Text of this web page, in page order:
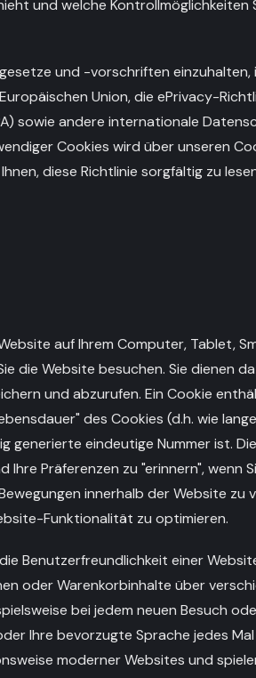
und welche Kontrollmöglichkeiten
und -vorschriften einzuhalten,
Union, die ePrivacy-
sowie andere internationale
Cookies wird über unseren
diese Richtlinie sorgfältig zu
auf Ihrem Computer, Tablet,
die Website besuchen. Sie dienen
und abzurufen. Ein Cookie
des Cookies (d.h. wie
generierte eindeutige Nummer ist.
Ihre Präferenzen zu "erinnern", wenn
innerhalb der Website zu
Funktionalität zu optimieren.
Benutzerfreundlichkeit einer
oder Warenkorbinhalte über
bei jedem neuen Besuch
Ihre bevorzugte Sprache jedes
moderner Websites und